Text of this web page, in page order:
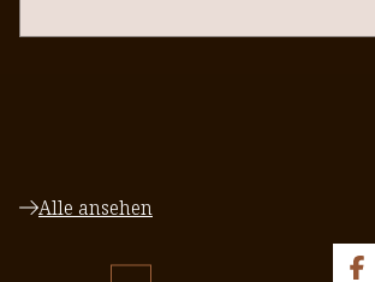
Alle ansehen